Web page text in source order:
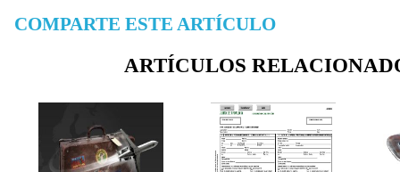
COMPARTE ESTE ARTÍCULO
ARTÍCULOS